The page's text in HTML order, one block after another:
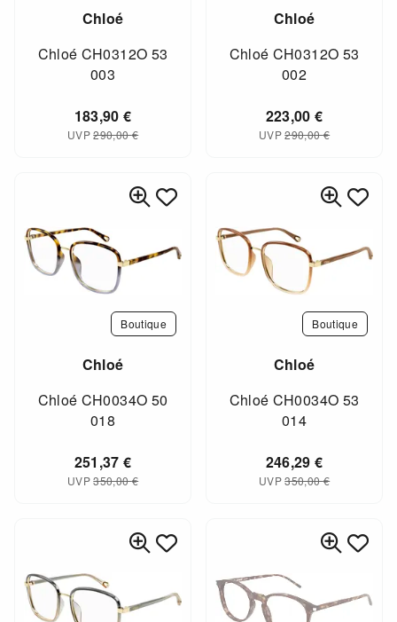
Chloé
Chloé CH0312O 53
003
183,90€
UVP290,00€
Chloé
Chloé CH0312O 53
002
223,00€
UVP290,00€
Boutique
Chloé
Chloé CH0034O 50
018
251,37€
UVP350,00€
Boutique
Chloé
Chloé CH0034O 53
014
246,29€
UVP350,00€